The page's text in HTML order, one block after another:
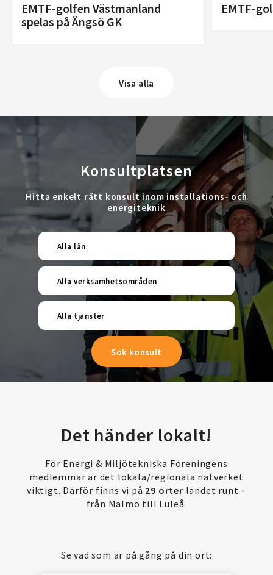
EMTF-golfen Västmanland
spelas på Ängsö GK
EMTF-
Visa alla
Konsultplatsen
Hitta enkelt rätt konsult inom installations- och
energiteknik
Alla län
Alla verksamhetsområden
Alla tjänster
Det händer lokalt!
För Energi & Miljötekniska Föreningens
medlemmar är det lokala/regionala nätverket
viktigt. Därför finns vi på 29 orter landet runt –
från Malmö till Luleå.
Se vad som är på gång på din ort: